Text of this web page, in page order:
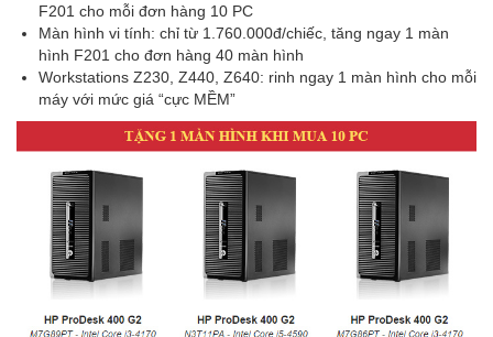
F201 cho mỗi đơn hàng 10 PC
Màn hình vi tính: chỉ từ 1.760.000đ/chiếc, tăng ngay 1 màn
hình F201 cho đơn hàng 40 màn hình
Workstations Z230, Z440, Z640: rinh ngay 1 màn hình cho mỗi
máy với mức giá “cực MỀM”